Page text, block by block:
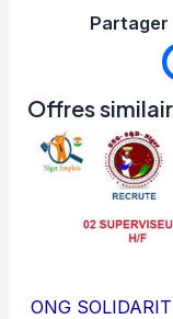
Offres
ONG